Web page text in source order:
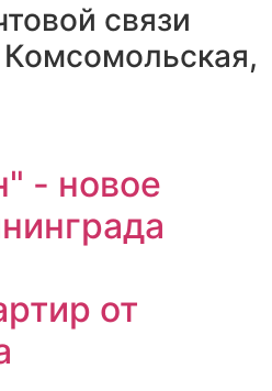
связи
- новое
от